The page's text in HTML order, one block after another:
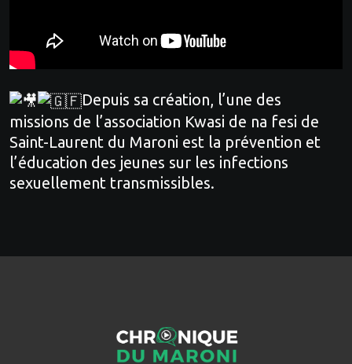
Depuis sa création, l’une des
missions de l’association Kwasi de na fesi de
Saint-Laurent du Maroni est la prévention et
l’éducation des jeunes sur les infections
sexuellement transmissibles.